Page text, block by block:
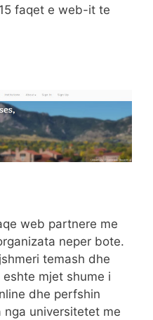
faqet e web-it te
web partnere me
neper bote.
temash dhe
mjet shume i
dhe perfshin
nga universitetet me